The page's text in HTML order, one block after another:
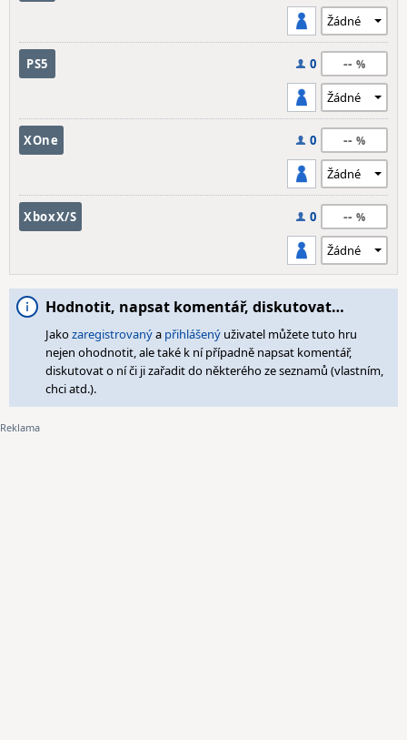
PS5 0 --
XOne 0 --
XboxX/S 0 --
Hodnotit, napsat komentář, diskutovat…
Jakozaregistrovanýa přihlášený uživatel můžete tuto hru
nejen ohodnotit, ale také k ní případně napsat komentář,
diskutovat o ní či ji zařadit do některého ze seznamů (vlastním,
chci atd.).